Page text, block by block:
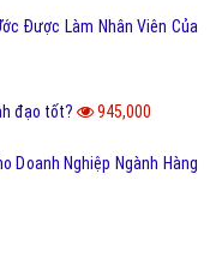
Được Làm Nhân Viên Của
đạo tốt? 945,000
Doanh Nghiệp Ngành Hàng